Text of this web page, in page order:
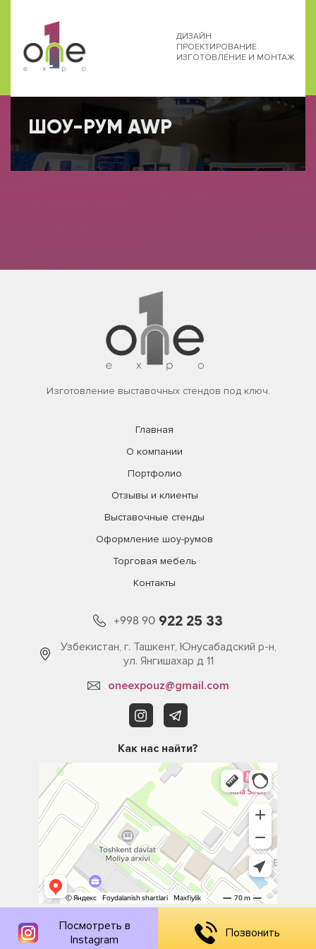
Посмотреть в
Instagram
Позвонить
ДИЗАЙН
ПРОЕКТИРОВАНИЕ
ИЗГОТОВЛЕНИЕ И МОНТАЖ
ШОУ-РУМ AWP
Изготовление выставочных стендов под ключ.
Главная
О компании
Портфолио
Отзывы и клиенты
Выставочные стенды
Оформление шоу-румов
Торговая мебель
Контакты
+998 90 922 25 33
Узбекистан, г. Ташкент, Юнусабадский р-н,
ул. Янгишахар д 11
oneexpouz@gmail.com
Как нас найти?
2026 © All rights reserved.